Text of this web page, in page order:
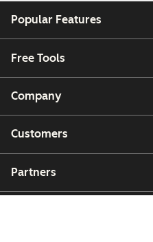
Popular Features
Free Tools
Company
Customers
Partners